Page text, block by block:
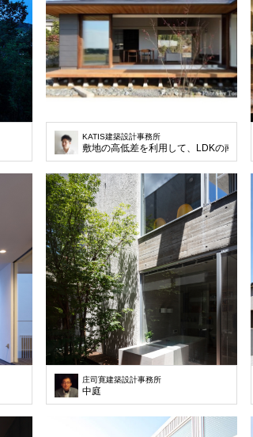
KATIS建築設計事務所
敷地の高低差を利用して、LDKの南側
庄司寛建築設計事務所
中庭